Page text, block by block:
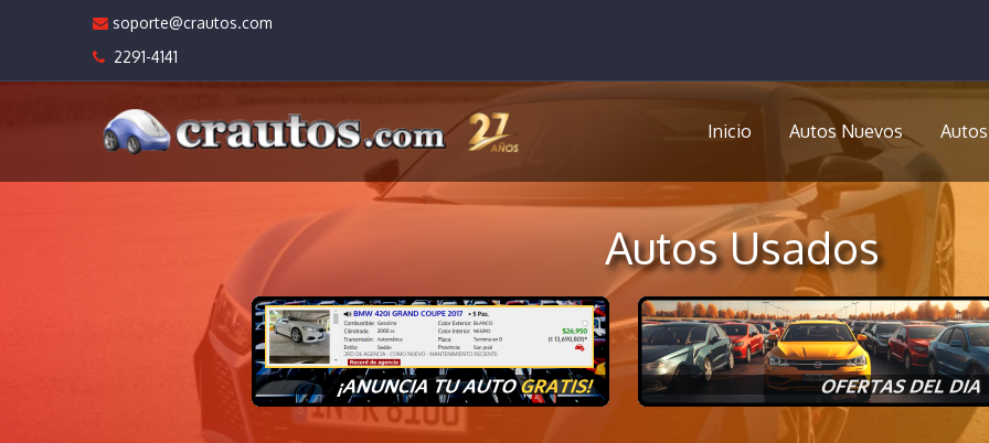
soporte@crautos.com
2291-4141
Inicio Autos Nuevos
Autos Usados